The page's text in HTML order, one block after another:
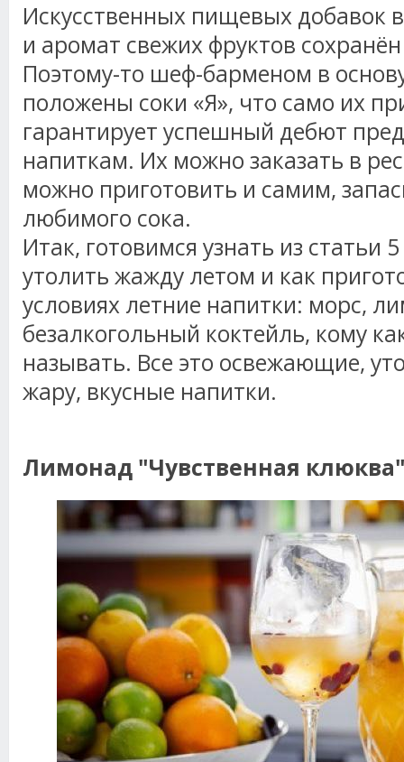
Искусственных пищевых добавок в
и аромат свежих фруктов
Поэтому-то шеф-барменом в
положены соки «Я», что само их
гарантирует успешный дебют
напиткам. Их можно заказать в
можно приготовить и самим,
любимого сока.
Итак, готовимся узнать из статьи
утолить жажду летом и как
условиях летние напитки: морс,
безалкогольный коктейль, кому
называть. Все это освежающие,
жару, вкусные напитки.
Лимонад "Чувственная